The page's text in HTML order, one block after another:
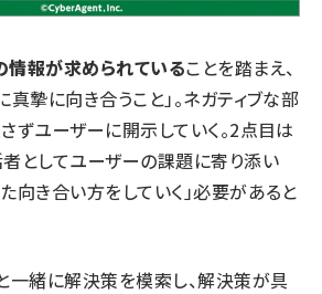
情報が求められていることを踏まえ、
摯に向き合うこと」。ネガティブな部
ずユーザーに開示していく。2点目は
としてユーザーの課題に寄り添い
向き合い方をしていく」必要があると
一緒に解決策を模索し、解決策が具